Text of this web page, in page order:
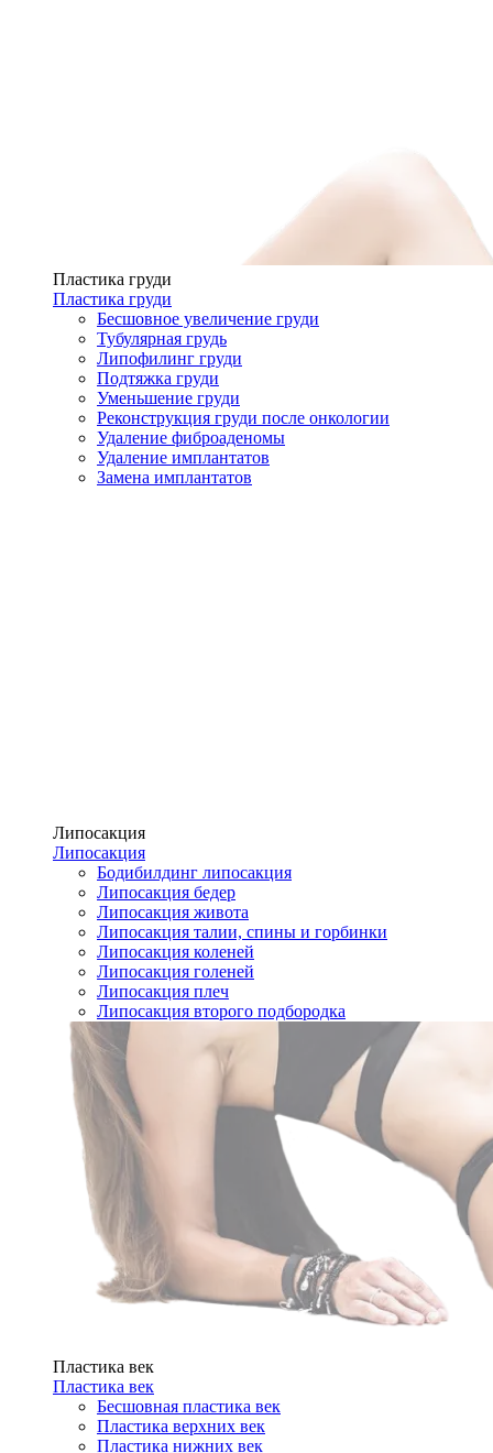
Пластика груди
Пластика груди
Бесшовное увеличение груди
Тубулярная грудь
Липофилинг груди
Подтяжка груди
Уменьшение груди
Реконструкция груди после онкологии
Удаление фиброаденомы
Удаление имплантатов
Замена имплантатов
Липосакция
Липосакция
Бодибилдинг липосакция
Липосакция бедер
Липосакция живота
Липосакция талии, спины и горбинки
Липосакция коленей
Липосакция голеней
Липосакция плеч
Липосакция второго подбородка
Пластика век
Пластика век
Бесшовная пластика век
Пластика верхних век
Пластика нижних век